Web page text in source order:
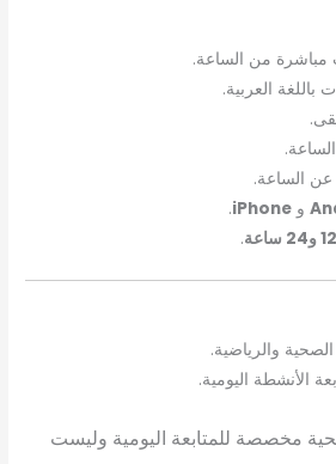
مباشرة من الساعة.
باللغة العربية.
الساعة.
وiPhone
.
12 و24 ساعة .
والرياضية.
الأنشطة اليومية.
مخصصة للمتابعة اليومية وليست